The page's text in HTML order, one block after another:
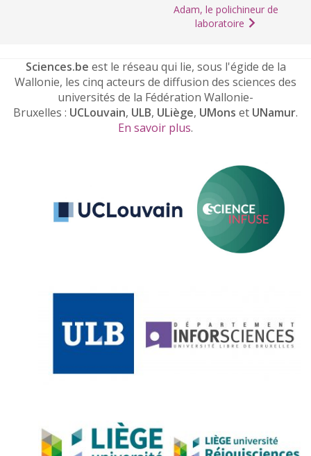
Adam, le polichineur de
laboratoire
Sciences.be est le réseau qui lie, sous l'égide de la
Wallonie, les cinq acteurs de diffusion des sciences des
universités de la Fédération Wallonie-
Bruxelles : UCLouvain, ULB, ULiège, UMons et UNamur.
En savoir plus.